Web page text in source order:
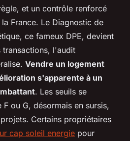
et un contrôle renforcé
France. Le Diagnostic de
ce fameux DPE, devient
l'audit
Vendre un logement
s'apparente à un
. Les seuils se
F ou G, désormais en sursis,
Certains propriétaires
cap soleil energie pour